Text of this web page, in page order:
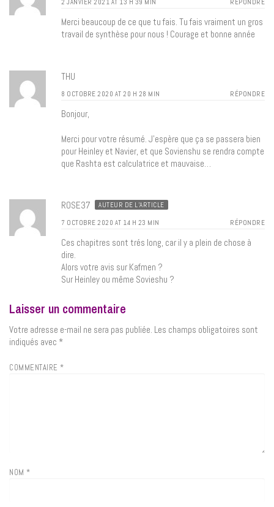
2 JANVIER 2021 AT 13 H 39 MIN RÉPONDRE
Merci beaucoup de ce que tu fais. Tu fais vraiment un gros
travail de synthèse pour nous ! Courage et bonne année
THU
8 OCTOBRE 2020 AT 20 H 28 MIN RÉPONDRE
Bonjour,
Merci pour votre résumé. J’espère que ça se passera bien
pour Heinley et Navier, et que Sovienshu se rendra compte
que Rashta est calculatrice et mauvaise…
ROSE37 AUTEUR DE L’ARTICLE
7 OCTOBRE 2020 AT 14 H 23 MIN RÉPONDRE
Ces chapitres sont trés long, car il y a plein de chose à
dire.
Alors votre avis sur Kafmen ?
Sur Heinley ou même Sovieshu ?
Laisser un commentaire
Votre adresse e-mail ne sera pas publiée. Les champs obligatoires sont
indiqués avec *
COMMENTAIRE *
NOM *